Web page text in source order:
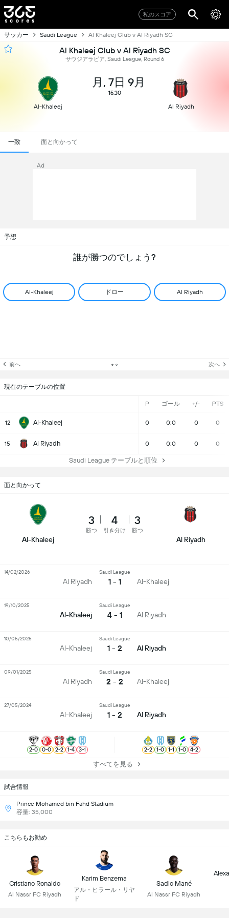
私のスコア
サッカー Saudi League Al Khaleej Club v Al Riyadh SC
Al Khaleej Club v Al Riyadh SC
サウジアラビア, Saudi League, Round 6
Al-Khaleej
月, 7日 9月
15:30
Al Riyadh
一致 面と向かって
Ad
予想
誰が勝つのでしょう?
Al-Khaleej ドロー Al Riyadh
前へ 次へ
現在のテーブルの位置
P ゴール +/- PTS
12 Al-Khaleej 0 0:0 0 0
15 Al Riyadh 0 0:0 0 0
Saudi League テーブルと順位
試合情報
Prince Mohamed bin Fahd Stadium
容量: 35,000
面と向かって
Al-Khaleej
3
勝つ
4
引き分け
3
勝つ
Al Riyadh
Al Riyadh
Saudi League
1 - 1 Al-Khaleej
14/02/2026
Al-Khaleej
Saudi League
4 - 1 Al Riyadh
19/10/2025
Al-Khaleej
Saudi League
1 - 2 Al Riyadh
10/05/2025
Al Riyadh
Saudi League
2 - 2 Al-Khaleej
09/01/2025
Al-Khaleej
Saudi League
1 - 2 Al Riyadh
27/05/2024
2-0 0-0 2-2 1-4 3-1 2-2 1-0 1-1 1-0 4-2
すべてを見る
こちらもお勧め
Cristiano Ronaldo
Al Nassr FC Riyadh
Karim Benzema
アル・ヒラール・リヤ
ド
Sadio Mané
Al Nassr FC Riyadh